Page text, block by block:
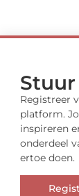
Registreer
platform.
inspireren
onderdeel
ertoe doen.